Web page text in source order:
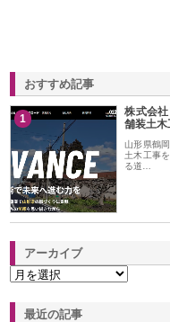
おすすめ記事
1
株式会
舗装土木
山形県鶴
土木工事
る道…
アーカイブ
最近の記事